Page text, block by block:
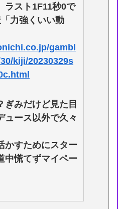
スト1F11秒0で
力強くいい動
gambl
kiji/20230329s
ぎみだけど見た目
ュース以外で久々
かすためにスター
中慌てずマイペー